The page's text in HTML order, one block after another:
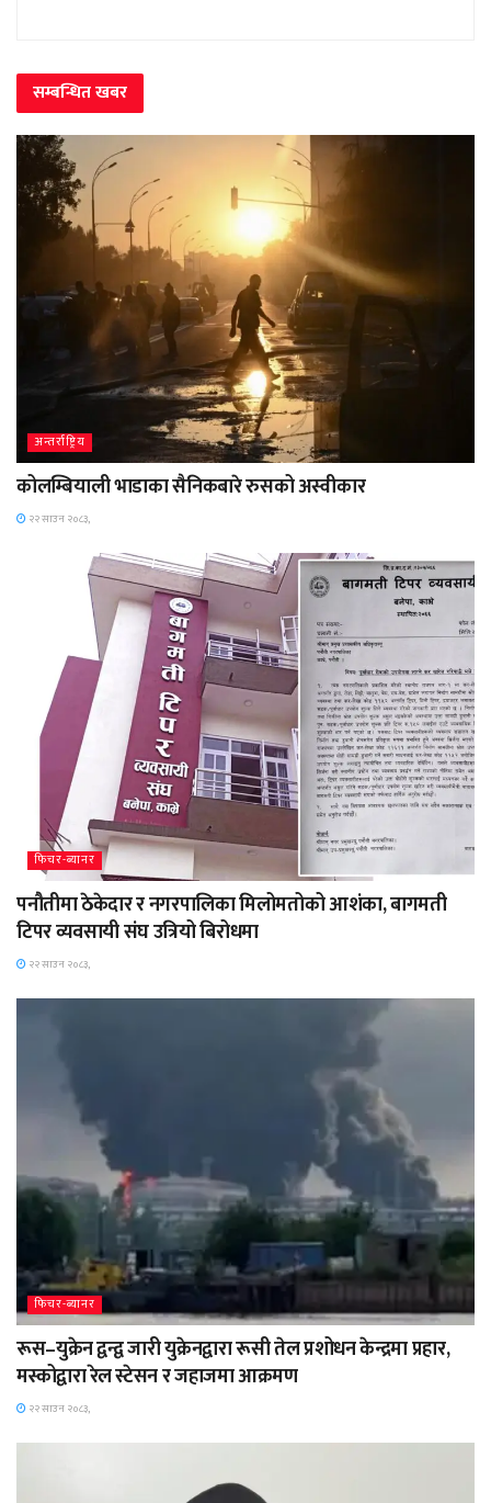
सम्बन्धितखबर
अन्तर्राष्ट्रिय
कोलम्बियाली भाडाका सैनिकबारे रुसको अस्वीकार
२२ साउन २०८३,
फिचर-ब्यानर
पनौतीमा ठेकेदार र नगरपालिका मिलोमतोको आशंका, बागमती
टिपर व्यवसायी संघ उत्रियो बिरोधमा
२२ साउन २०८३,
फिचर-ब्यानर
रूस–युक्रेन द्वन्द्व जारी युक्रेनद्वारा रूसी तेल प्रशोधन केन्द्रमा प्रहार,
मस्कोद्वारा रेल स्टेसन र जहाजमा आक्रमण
२२ साउन २०८३,